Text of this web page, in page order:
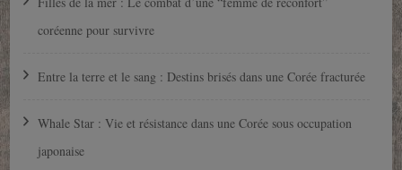
coréenne pour survivre
Entre la terre et le sang : Destins brisés dans une Corée fracturée
Whale Star : Vie et résistance dans une Corée sous occupation
japonaise